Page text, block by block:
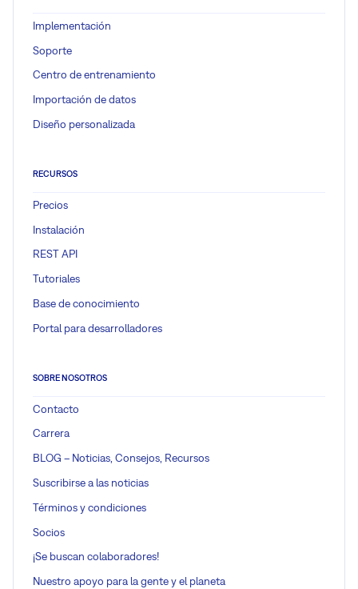
Implementación
Soporte
Centro de entrenamiento
Importación de datos
Diseño personalizada
RECURSOS
Precios
Instalación
REST API
Tutoriales
Base de conocimiento
Portal para desarrolladores
SOBRE NOSOTROS
Contacto
Carrera
BLOG – Noticias, Consejos, Recursos
Suscribirse a las noticias
Términos y condiciones
Socios
¡Se buscan colaboradores!
Nuestro apoyo para la gente y el planeta